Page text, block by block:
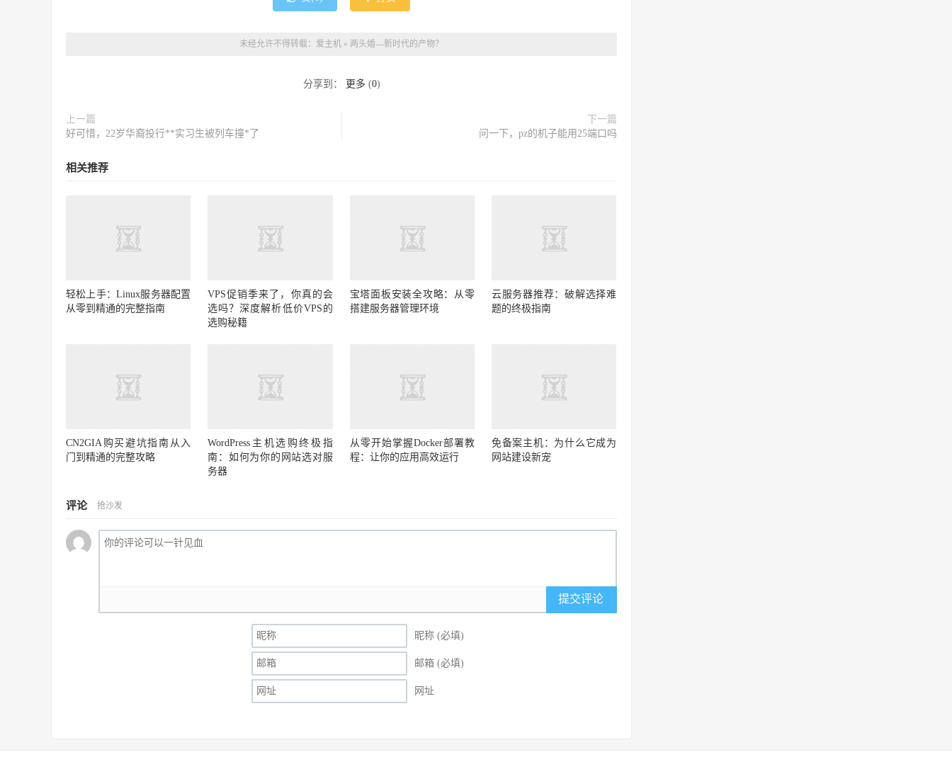
未经允许不得转载： 爱主机 » 两头婚---新时代的产物？
分享到： 更多 (0)
上一篇
好可惜，22岁华裔投行**实习生被列车撞*了
下一篇
问一下，pz的机子能用25端口吗
相关推荐
轻松上手：Linux服务器配置
从零到精通的完整指南
VPS促销季来了，你真的会
选吗？深度解析低价VPS的
选购秘籍
宝塔面板安装全攻略：从零
搭建服务器管理环境
云服务器推荐：破解选择难
题的终极指南
CN2GIA购买避坑指南从入
门到精通的完整攻略
WordPress主机选购终极指
南：如何为你的网站选对服
务器
从零开始掌握Docker部署教
程：让你的应用高效运行
免备案主机：为什么它成为
网站建设新宠
评论 抢沙发
提交评论
昵称 (必填)
邮箱 (必填)
网址